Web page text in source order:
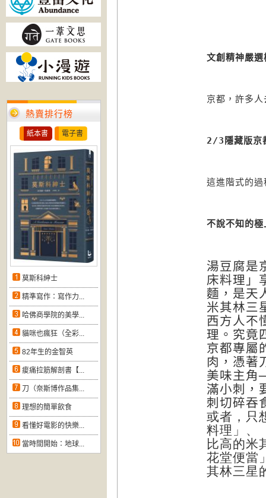
熱賣排行榜
紙本書 電子書
莫斯科紳士
精準寫作：寫作力...
哈佛商學院的美學...
貓咪也瘋狂（全彩...
82年生的金智英
痠痛拉筋解剖書【...
刀（奈斯博作品集...
理想的簡單飲食
看懂好電影的快樂...
當時間開始：地球...
文創精神嚴選
京都，許多
2/3 隱藏版京
這進階式的
不說不知的極
湯豆腐是
床料理」
麵，是天
米其林三
西方人不
理。究竟
京都專屬
肉，憑著
美味主角
滿小刺，
刺切碎吞
或者，只
料理」、
比高的米
花堂便當
其林三星